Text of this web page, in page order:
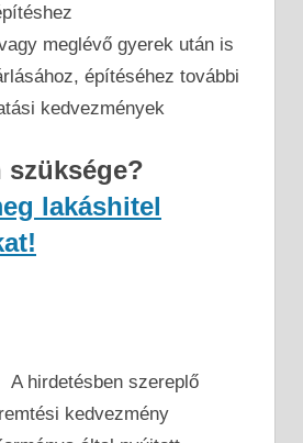
meglévő gyerek után is
építéséhez további
kedvezmények
szüksége?
lakáshitel
A hirdetésben szereplő
kedvezmény